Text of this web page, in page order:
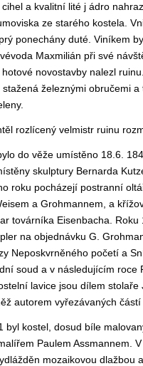
a kvalitní lité j ádro
ze starého kostela.
ponechány duté. Viníkem
Maxmilián při své
novostavby nalezl
stažená železnými obručemi a
rozlícený velmistr ruinu
do věže umístěno 18.6.
skulptury Bernarda
roku pocházejí postranní
a Grohmannem, a
továrníka Eisenbacha. Roku
na objednávku G.
Neposkvrněného početí a
soud a v následujícím roce
lavice jsou dílem stolaře
autorem vyřezávaných částí
byl kostel, dosud bíle
Paulem Assmannem.
mozaikovou dlažbou